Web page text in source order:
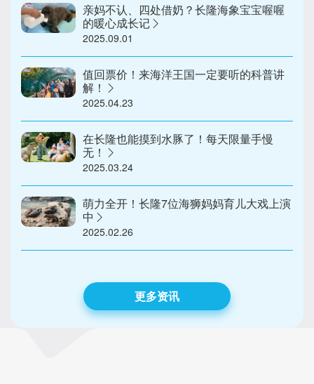
亲妈不认、四处借奶？长隆海象宝宝喔喔
的暖心成长记
2025.09.01
值回票价！来海洋王国一定要听的科普讲
解！
2025.04.23
在长隆也能摸到水豚了！每天限量手慢
无！
2025.03.24
萌力全开！长隆7位海狮妈妈育儿大戏上演
中
2025.02.26
更多资讯